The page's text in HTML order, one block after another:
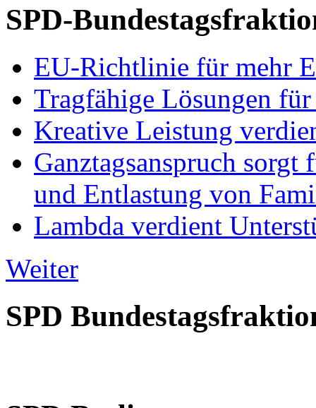
SPD-
EU-Richtlinie für mehr
Tragfähige Lösungen
Kreative Leistung
Ganztagsanspruch
und Entlastung von
Lambda verdient
Weiter
SPD